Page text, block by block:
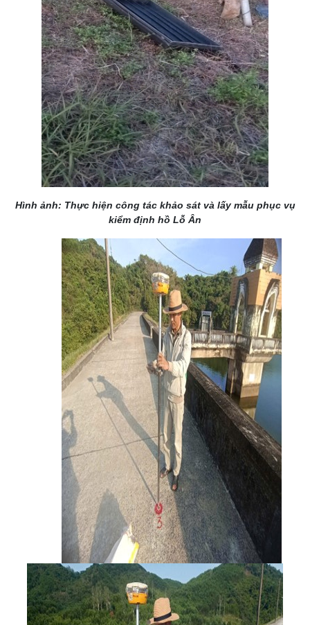
Hình ảnh: Thực hiện công tác khảo sát và lấy mẫu phục vụ
kiểm định hồ Lỗ Ân